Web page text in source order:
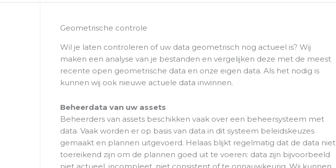
Geometrische controle
Wil je laten controleren of uw data geometrisch nog actueel is? Wij
maken een analyse van je bestanden en vergelijken deze met de meest
recente open geometrische data en onze eigen data. Als het nodig is
kunnen wij ook nieuwe actuele data inwinnen.
Beheerdata van uw assets
Beheerders van assets beschikken vaak over een beheersysteem met
data. Vaak worden er op basis van data in dit systeem beleidskeuzes
gemaakt en plannen uitgevoerd. Helaas blijkt regelmatig dat de data niet
toereikend zijn om de plannen goed uit te voeren: data zijn bijvoorbeeld